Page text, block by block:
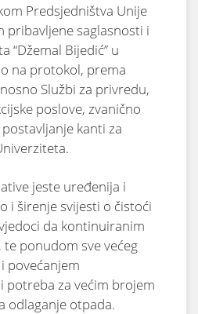
Predsjedništva Unije
pribavljene saglasnosti i
“Džemal Bijedić” u
na protokol, prema
Službi za privredu,
poslove, zvanično
kanti za
jeste uređenija i
i širenje svijesti o čistoći
da kontinuiranim
ponudom sve većeg
povećanjem
potreba za većim brojem
odlaganje otpada.